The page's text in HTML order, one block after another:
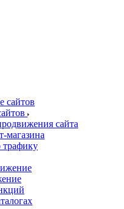
сайта
магазина
трафику